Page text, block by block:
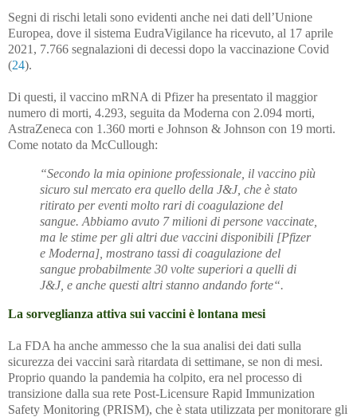
Segni di rischi letali sono evidenti anche nei dati dell’Unione
Europea, dove il sistema EudraVigilance ha ricevuto, al 17 aprile
2021, 7.766 segnalazioni di decessi dopo la vaccinazione Covid
(24).
Di questi, il vaccino mRNA di Pfizer ha presentato il maggior
numero di morti, 4.293, seguita da Moderna con 2.094 morti,
AstraZeneca con 1.360 morti e Johnson & Johnson con 19 morti.
Come notato da McCullough:
“Secondo la mia opinione professionale, il vaccino più
sicuro sul mercato era quello della J&J, che è stato
ritirato per eventi molto rari di coagulazione del
sangue. Abbiamo avuto 7 milioni di persone vaccinate,
ma le stime per gli altri due vaccini disponibili [Pfizer
e Moderna], mostrano tassi di coagulazione del
sangue probabilmente 30 volte superiori a quelli di
J&J, e anche questi altri stanno andando forte“.
La sorveglianza attiva sui vaccini è lontana mesi
La FDA ha anche ammesso che la sua analisi dei dati sulla
sicurezza dei vaccini sarà ritardata di settimane, se non di mesi.
Proprio quando la pandemia ha colpito, era nel processo di
transizione dalla sua rete Post-Licensure Rapid Immunization
Safety Monitoring (PRISM), che è stata utilizzata per monitorare gli